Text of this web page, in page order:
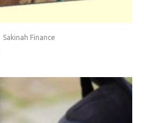
Sakinah Finance